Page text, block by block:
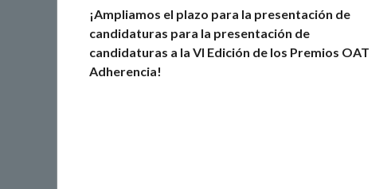
¡Ampliamos el plazo para la presentación de
candidaturas para la presentación de
candidaturas a la VI Edición de los Premios OAT
Adherencia!